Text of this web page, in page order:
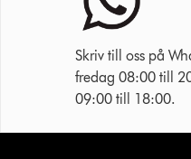
Skriv till oss på
fredag 08:00 till
09:00 till 18:00.